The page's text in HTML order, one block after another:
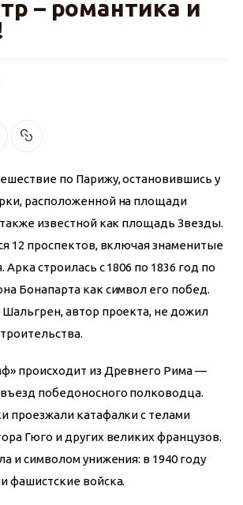
– романтика и
по Парижу, остановившись у
расположенной на площади
известной как площадь Звезды.
12 проспектов, включая знаменитые
Арка строилась с 1806 по 1836 год по
Бонапарта как символ его побед.
автор проекта, не дожил
происходит из Древнего Рима —
победоносного полководца.
проезжали катафалки с телами
Гюго и других великих французов.
и символом унижения: в 1940 году
фашистские войска.